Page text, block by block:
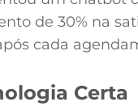
de 30% na
cada
Certa